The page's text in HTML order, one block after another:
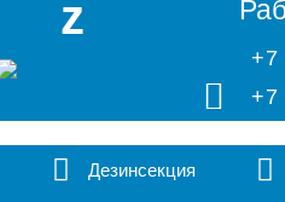
z
+7
+7
Дезинсекция